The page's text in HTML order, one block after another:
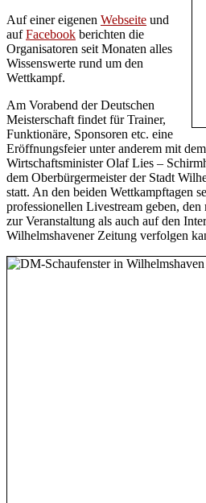
Auf einer eigenen Webseite und
aufFacebook berichten die
Organisatoren seit Monaten alles
Wissenswerte rund um den
Wettkampf.
Am Vorabend der Deutschen
Meisterschaft findet für Trainer,
Funktionäre, Sponsoren etc. eine
Eröffnungsfeier unter anderem mit
Wirtschaftsminister Olaf Lies –
dem Oberbürgermeister der Stadt
statt. An den beiden Wettkampftagen
professionellen Livestream geben,
zur Veranstaltung als auch auf den
Wilhelmshavener Zeitung verfolgen